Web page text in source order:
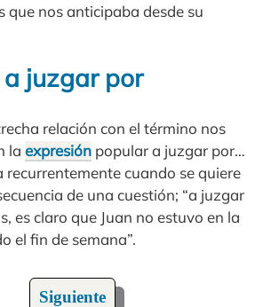
que nos anticipaba desde su
a juzgar por
relación con el término nos
la expresión popular a juzgar por…
recurrentemente cuando se quiere
de una cuestión; “a juzgar
es claro que Juan no estuvo en la
el fin de semana”.
Siguiente